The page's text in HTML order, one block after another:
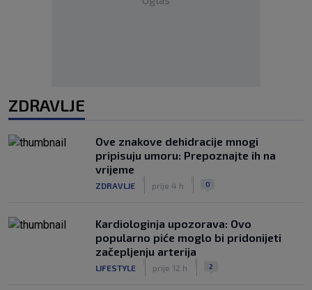
ZDRAVLJE
Ove znakove dehidracije mnogi
pripisuju umoru: Prepoznajte ih na
vrijeme
ZDRAVLJE prije 4 h 0
Kardiologinja upozorava: Ovo
popularno piće moglo bi pridonijeti
začepljenju arterija
LIFESTYLE prije 12 h 2